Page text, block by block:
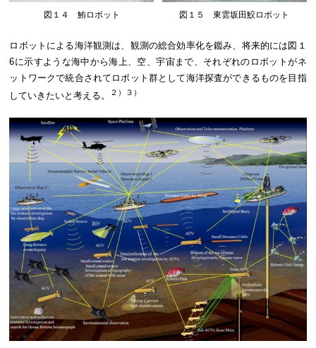
図１４ 鮪ロボット 図１５ 東雲坂田鮫ロボット
ロボットによる海洋観測は、観測の総合効率化を鑑み、将来的には図１
6に示すような海中から海上、空、宇宙まで、それぞれのロボットがネ
ットワークで統合されてロボット群として海洋探査ができるものを目指
していきたいと考える。
２）３）